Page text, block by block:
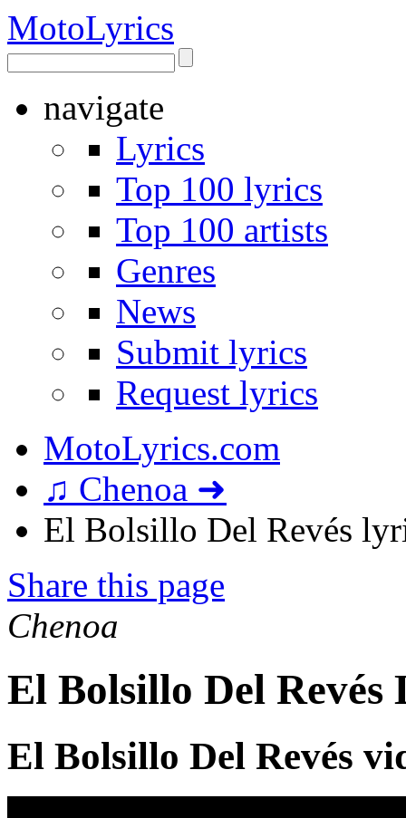
MotoLyrics
navigate
Lyrics
Top 100 lyrics
Top 100 artists
Genres
News
Submit lyrics
Request lyrics
MotoLyrics.com
♫ Chenoa ➜
El Bolsillo Del Revés
Share this page
Chenoa
El Bolsillo Del Revés
El Bolsillo Del Revés